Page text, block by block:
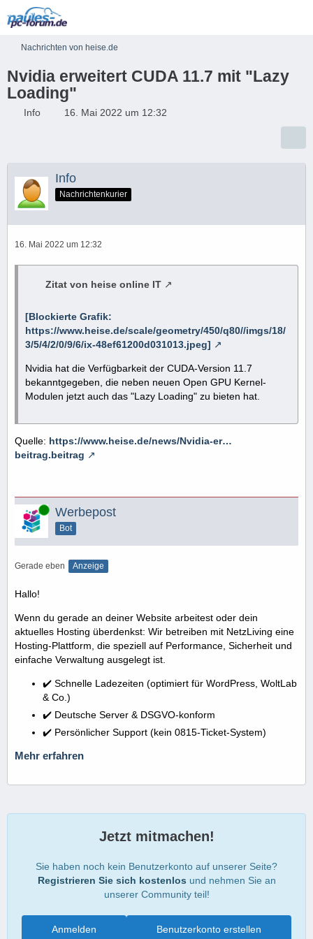
Nachrichten von heise.de
Nvidia erweitert CUDA 11.7 mit "Lazy
Loading"
Info 16. Mai 2022 um 12:32
Info
Nachrichtenkurier
16. Mai 2022 um 12:32
Zitat von heise online IT
[Blockierte Grafik:
https://www.heise.de/scale/geometry/450/q80//imgs/18/
3/5/4/2/0/9/6/ix-48ef61200d031013.jpeg]
Nvidia hat die Verfügbarkeit der CUDA-Version 11.7
bekanntgegeben, die neben neuen Open GPU Kernel-
Modulen jetzt auch das "Lazy Loading" zu bieten hat.
Quelle: https://www.heise.de/news/Nvidia-er…
beitrag.beitrag
Online Werbepost
Bot
Gerade eben Anzeige
Hallo!
Wenn du gerade an deiner Website arbeitest oder dein
aktuelles Hosting überdenkst: Wir betreiben mit NetzLiving eine
Hosting-Plattform, die speziell auf Performance, Sicherheit und
einfache Verwaltung ausgelegt ist.
✔️ Schnelle Ladezeiten (optimiert für WordPress, WoltLab
& Co.)
✔️ Deutsche Server & DSGVO-konform
✔️ Persönlicher Support (kein 0815-Ticket-System)
Mehr erfahren
Jetzt mitmachen!
Sie haben noch kein Benutzerkonto auf unserer Seite?
Registrieren Sie sich kostenlos und nehmen Sie an
unserer Community teil!
Benutzerkonto erstellen
Anmelden